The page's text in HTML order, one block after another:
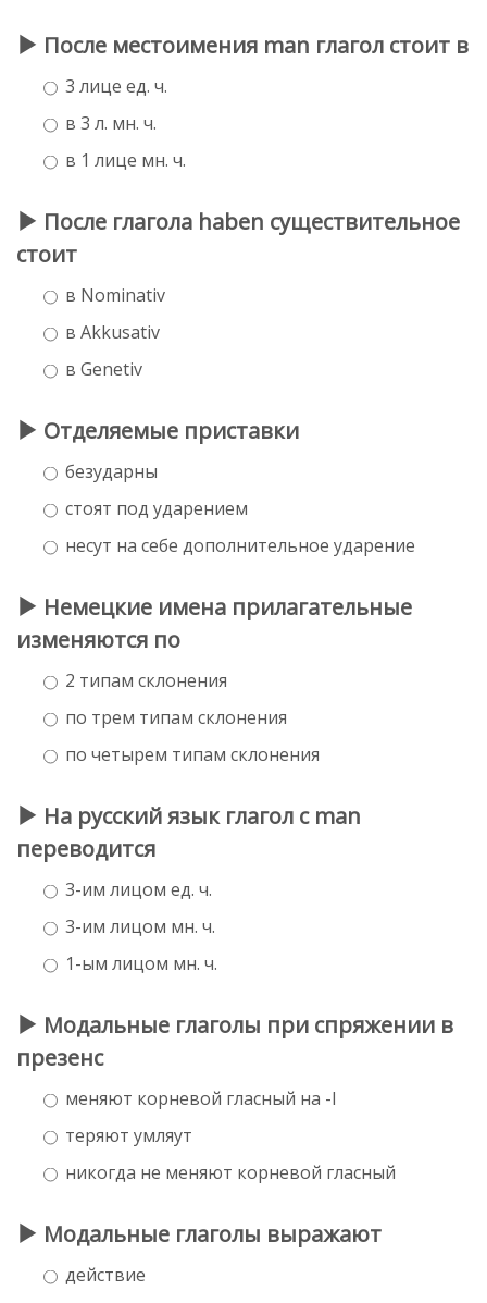
После местоимения man глагол стоит в
3 лице ед. ч.
в 3 л. мн. ч.
в 1 лице мн. ч.
После глагола haben существительное
стоит
в Nominativ
в Akkusativ
в Genetiv
Отделяемые приставки
безударны
стоят под ударением
несут на себе дополнительное ударение
Немецкие имена прилагательные
изменяются по
2 типам склонения
по трем типам склонения
по четырем типам склонения
На русский язык глагол с man
переводится
3-им лицом ед. ч.
3-им лицом мн. ч.
1-ым лицом мн. ч.
Модальные глаголы при спряжении в
презенс
меняют корневой гласный на -I
теряют умляут
никогда не меняют корневой гласный
Модальные глаголы выражают
действие